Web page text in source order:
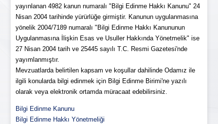
yayınlanan 4982 kanun numaralı "Bilgi Edinme Hakkı Kanunu" 24
Nisan 2004 tarihinde yürürlüğe girmiştir. Kanunun uygulanmasına
yönelik 2004/7189 numaralı "Bilgi Edinme Hakkı Kanununun
Uygulanmasına İlişkin Esas ve Usuller Hakkında Yönetmelik" ise
27 Nisan 2004 tarih ve 25445 sayılı T.C. Resmi Gazetesi'nde
yayımlanmıştır.
Mevzuatlarda belirtilen kapsam ve koşullar dahilinde Odamız ile
ilgili konularda bilgi edinmek için Bilgi Edinme Birimi'ne yazılı
olarak veya elektronik ortamda müracaat edebilirsiniz.
Bilgi Edinme Kanunu
Bilgi Edinme Hakkı Yönetmeliği